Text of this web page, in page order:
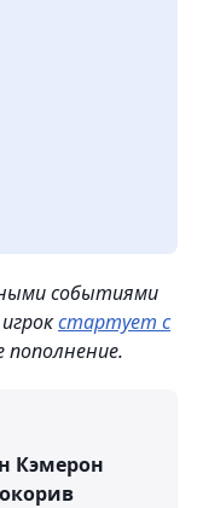
событиями
стартует с
пополнение.
Кэмерон